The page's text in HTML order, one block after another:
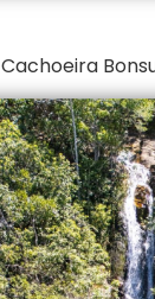
Cachoeira